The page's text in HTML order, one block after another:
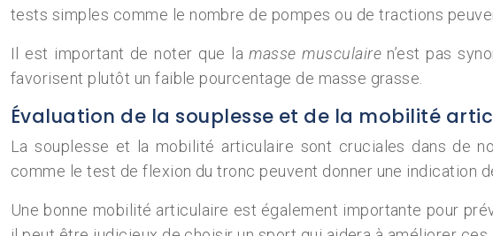
tests simples comme le nombre de pompes ou de tractions
Il est important de noter que lamasse musculaire n’est pas
favorisent plutôt un faible pourcentage de masse grasse.
Évaluation de la souplesse et de la mobilité
La souplesse et la mobilité articulaire sont cruciales dans de
comme le test de flexion du tronc peuvent donner une indication
Une bonne mobilité articulaire est également importante pour